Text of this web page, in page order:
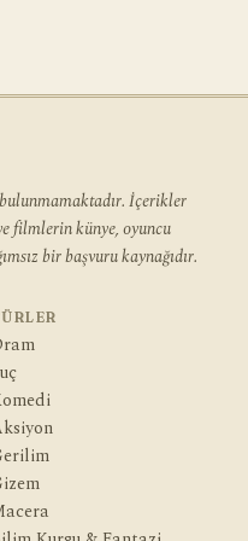
İçerikler
filmlerin künye, oyuncu
bir başvuru kaynağıdır.